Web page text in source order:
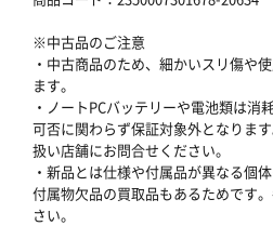
※中古品のご注意
・中古商品のため、細かいスリ傷や
ます。
・ノートPCバッテリーや電池類は消
可否に関わらず保証対象外となりま
扱い店舗にお問合せください。
・新品とは仕様や付属品が異なる個
付属物欠品の買取品もあるためです
さい。